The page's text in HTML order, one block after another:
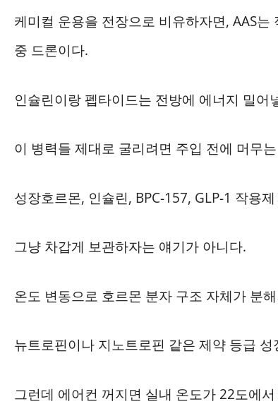
케미컬 운용을 전장으로 비유하자면, AAS
중 드론이다.
인슐린이랑 펩타이드는 전방에 에너지 밀어
이 병력들 제대로 굴리려면 주입 전에 머무
성장호르몬, 인슐린, BPC-157, GLP-1 작용
그냥 차갑게 보관하자는 얘기가 아니다.
온도 변동으로 호르몬 분자 구조 자체가 분
뉴트로핀이나 지노트로핀 같은 제약 등급
그런데 에어컨 꺼지면 실내 온도가 22도에